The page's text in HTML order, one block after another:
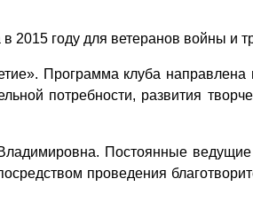
2015 году для ветеранов войны и
Программа клуба направлена
потребности, развития
Постоянные
проведения